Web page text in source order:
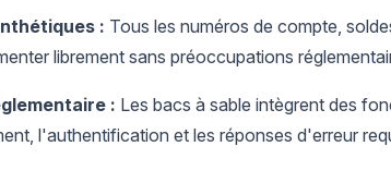
: Tous les numéros de compte,
librement sans préoccupations
: Les bacs à sable intègrent des
l'authentification et les réponses d'erreur